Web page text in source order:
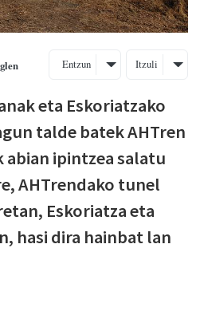
Entzun Itzuli
eta Eskoriatzako
talde batek AHTren
abian ipintzea salatu
AHTrendako tunel
Eskoriatza eta
hasi dira hainbat lan